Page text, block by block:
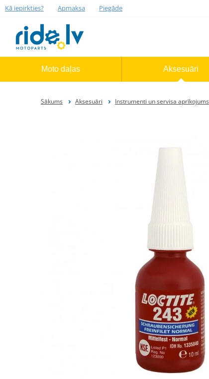
Kā iepirkties? Apmaksa Piegāde
Moto daļas Aksesuāri
Sākums Aksesuāri Instrumenti un servisa aprīkojums